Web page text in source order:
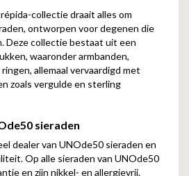
collectie draait alles om
ontworpen voor degenen die
Deze collectie bestaat uit een
waaronder armbanden,
allemaal vervaardigd met
zoals vergulde en sterling
sieraden
dealer van UNOde50 sieraden en
Op alle sieraden van UNOde50
en zijn nikkel- en allergievrij.